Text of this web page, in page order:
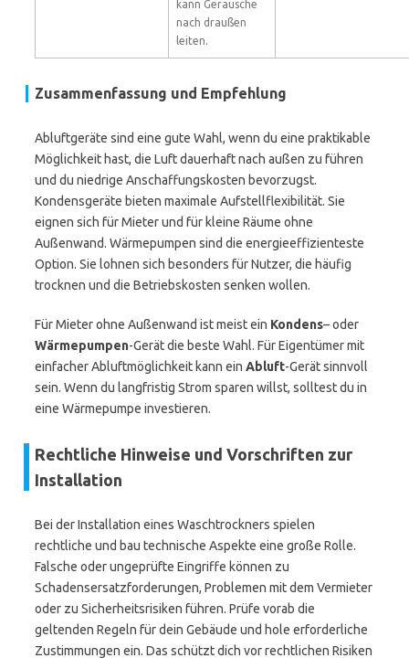
kann Geräusche
nach draußen
leiten.
Zusammenfassung und Empfehlung
Abluftgeräte sind eine gute Wahl, wenn du eine praktikable
Möglichkeit hast, die Luft dauerhaft nach außen zu führen
und du niedrige Anschaffungskosten bevorzugst.
Kondensgeräte bieten maximale Aufstellflexibilität. Sie
eignen sich für Mieter und für kleine Räume ohne
Außenwand. Wärmepumpen sind die energieeffizienteste
Option. Sie lohnen sich besonders für Nutzer, die häufig
trocknen und die Betriebskosten senken wollen.
Für Mieter ohne Außenwand ist meist ein Kondens– oder
Wärmepumpen-Gerät die beste Wahl. Für Eigentümer mit
einfacher Abluftmöglichkeit kann ein Abluft-Gerät sinnvoll
sein. Wenn du langfristig Strom sparen willst, solltest du in
eine Wärmepumpe investieren.
Rechtliche Hinweise und Vorschriften zur
Installation
Bei der Installation eines Waschtrockners spielen
rechtliche und bau technische Aspekte eine große Rolle.
Falsche oder ungeprüfte Eingriffe können zu
Schadensersatzforderungen, Problemen mit dem Vermieter
oder zu Sicherheitsrisiken führen. Prüfe vorab die
geltenden Regeln für dein Gebäude und hole erforderliche
Zustimmungen ein. Das schützt dich vor rechtlichen Risiken